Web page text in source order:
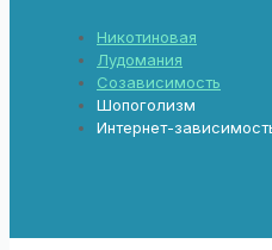
Никотиновая
Лудомания
Созависимость
Шопоголизм
Интернет-